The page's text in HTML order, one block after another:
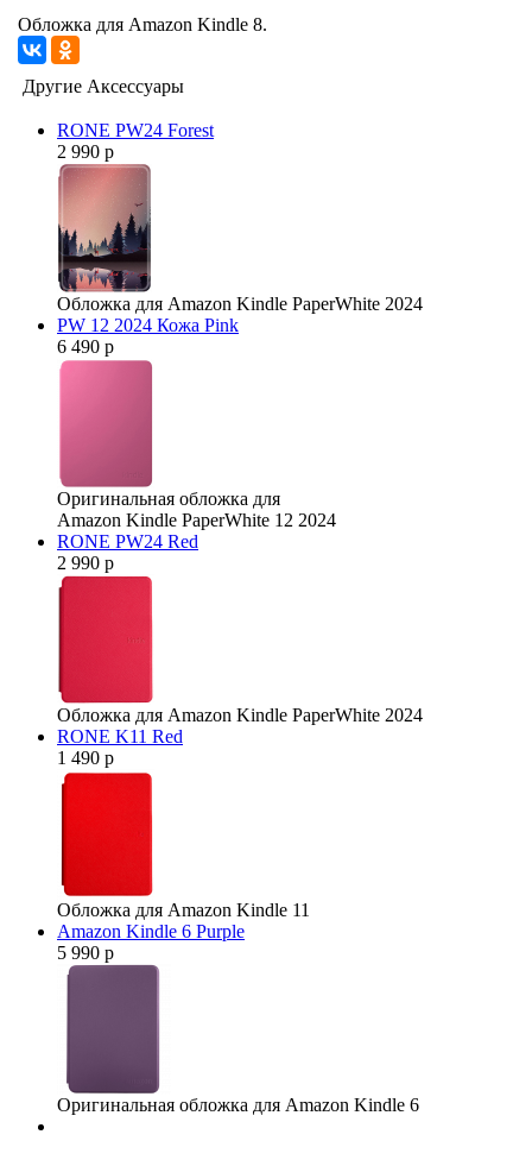
Обложка для Amazon Kindle 8.
Другие Аксессуары
RONE PW24 Forest
2 990 р
Обложка для Amazon Kindle PaperWhite 2024
PW 12 2024 Кожа Pink
6 490 р
Оригинальная обложка для
Amazon Kindle PaperWhite 12 2024
RONE PW24 Red
2 990 р
Обложка для Amazon Kindle PaperWhite 2024
RONE K11 Red
1 490 р
Обложка для Amazon Kindle 11
Amazon Kindle 6 Purple
5 990 р
Оригинальная обложка для Amazon Kindle 6